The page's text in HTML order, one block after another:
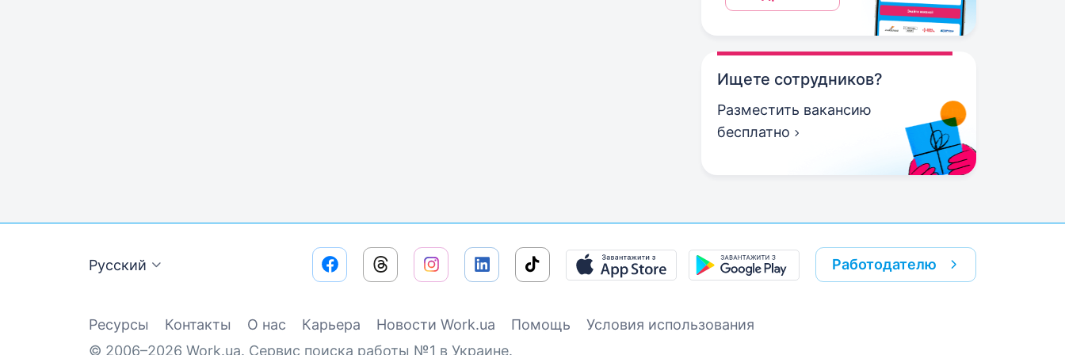
Ищете сотрудников?
Разместить вакансию
бесплатно
Русский Работодателю
Ресурсы Контакты О нас Карьера Новости Work.ua Помощь
Условия использования
© 2006–2026 Work.ua. Сервис поиска работы №1 в Украине.